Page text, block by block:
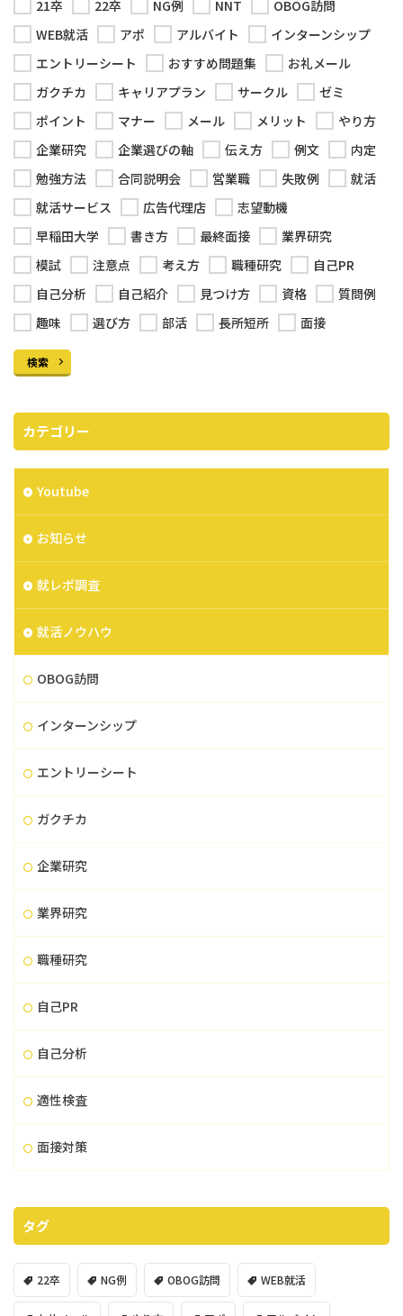
21卒 22卒 NG例 NNT
OBOG訪問
WEB就活
アポ アルバイト
インターンシップ
エントリーシート
おすすめ問題集
お礼メール
ガクチカ
キャリアプラン サークル
ゼミ
ポイント
マナー メール メリット
やり方
企業研究
企業選びの軸 伝え方 例文
内定
勉強方法
合同説明会 営業職 失敗例
就活
就活サービス
広告代理店
志望動機
早稲田大学
書き方 最終面接
業界研究
模試
注意点 考え方 職種研究
自己PR
自己分析
自己紹介 見つけ方 資格
質問例
趣味
選び方 部活 長所短所 面接
検索
カテゴリー
Youtube
お知らせ
就レポ調査
就活ノウハウ
OBOG訪問
インターンシップ
エントリーシート
ガクチカ
企業研究
業界研究
職種研究
自己PR
自己分析
適性検査
面接対策
タグ
22卒 NG例 OBOG訪問 WEB就活